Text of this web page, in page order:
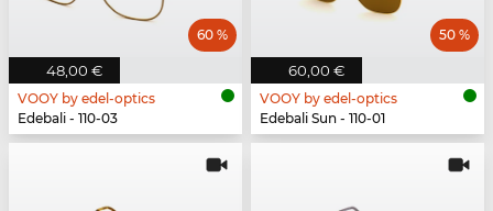
48,00 €
60 %
VOOY by edel-optics
Edebali - 110-03
60,00 €
50 %
VOOY by edel-optics
Edebali Sun - 110-01